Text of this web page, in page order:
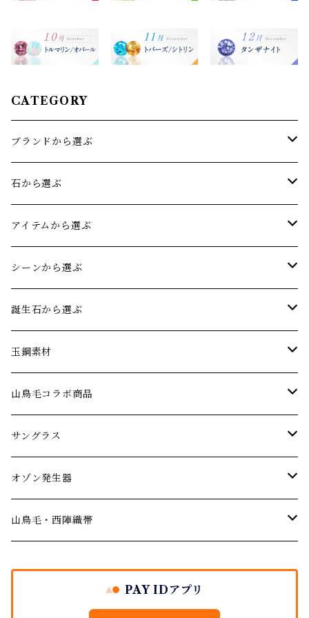
CATEGORY
ブランドから選ぶ
sowi(ソーイ)
オリジナルジュエリー
石から選ぶ
アクアマリン
アメジスト
エメラルド
オパール
ガーネット
デマントイドガーネット
サファイア
シトリン
ダイヤモンド
アイテムから選ぶ
リング
ネックレス
ブレスレット･バングル
ピアス･イヤリング
ルース(ストーン)
シーンから選ぶ
パーティーやお呼ばれに…
アニバーサリー 記念日ジュエリー
婚約指輪 エンゲージリング
結婚記念日のジュエリー
厄年厄除けのお守りに…
誕生石から選ぶ
1月の誕生石【ガーネット】
２月の誕生石【アメジスト】
３月の誕生石【アクアマリン】
４月の誕生石【ダイヤモンド】
５月の誕生石【エメラルド】
玉鋼素材
ネックレス
山鳥毛コラボ商品
サングラス
オゾン発生器
サングラス
山鳥毛モデルサングラス
オゾン発生器
山鳥毛モデルオゾン発生器
山鳥毛・西陣織帯
PAY IDアプリ